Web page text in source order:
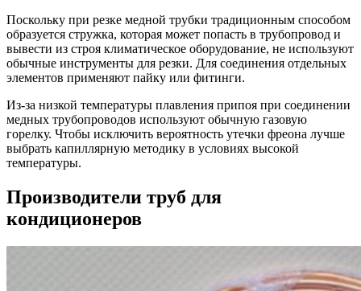
Поскольку при резке медной трубки традиционным способом
образуется стружка, которая может попасть в трубопровод и
вывести из строя климатическое оборудование, не используют
обычные инструменты для резки. Для соединения отдельных
элементов применяют пайку или фитинги.
Из-за низкой температуры плавления припоя при соединении
медных трубопроводов используют обычную газовую
горелку. Чтобы исключить вероятность утечки фреона лучше
выбрать капиллярную методику в условиях высокой
температуры.
Производители труб для
кондиционеров